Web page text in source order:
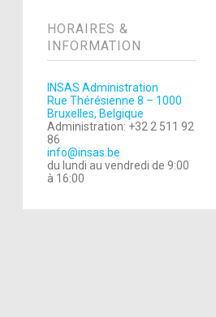
HORAIRES &
INFORMATION
INSAS Administration
Rue Thérésienne 8 – 1000
Bruxelles, Belgique
Administration: +32 2 511 92
86
info@insas.be
du lundi au vendredi de 9:00
à 16:00